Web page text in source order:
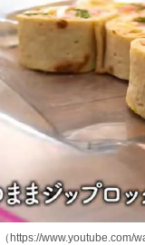
https://www.youtube.com/